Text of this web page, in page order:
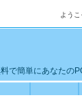
ようこ
簡単にあなたの